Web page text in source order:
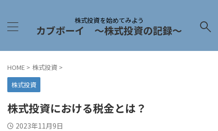
株式投資を始めてみよう
カブボーイ 〜株式投資の記録〜
HOME > 株式投資 >
株式投資
株式投資における税金とは？
2023年11月9日